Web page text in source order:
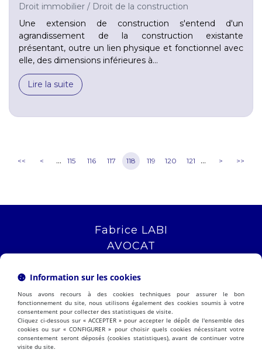
Droit immobilier / Droit de la construction
Une extension de construction s'entend d'un
agrandissement de la construction existante
présentant, outre un lien physique et fonctionnel avec
elle, des dimensions inférieures à...
Lire la suite
<< < ... 115 116 117 118 119 120 121 ... > >>
Fabrice LABI
AVOCAT
13006 MARSEILLE
NOUS LOCALISER
PRÉSENTATION EXPERTISES
ACTUALITÉS
Information sur les cookies
Nous avons recours à des cookies techniques pour assurer le bon
fonctionnement du site, nous utilisons également des cookies soumis à votre
consentement pour collecter des statistiques de visite.
Cliquez ci-dessous sur « ACCEPTER » pour accepter le dépôt de l'ensemble des
cookies ou sur « CONFIGURER » pour choisir quels cookies nécessitant votre
consentement seront déposés (cookies statistiques), avant de continuer votre
visite du site.